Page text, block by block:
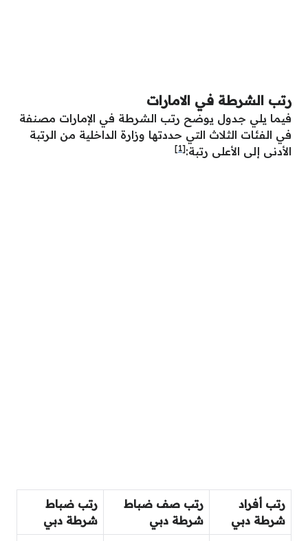
رتب الشرطة في الامارات
فيما يلي جدول يوضح رتب الشرطة في الإمارات مصنفة
في الفئات الثلاث التي حددتها وزارة الداخلية من الرتبة
الأدنى إلى الأعلى رتبة:[1]
رتب أفراد
شرطة دبي
رتب صف ضباط
شرطة دبي
رتب ضباط
شرطة دبي